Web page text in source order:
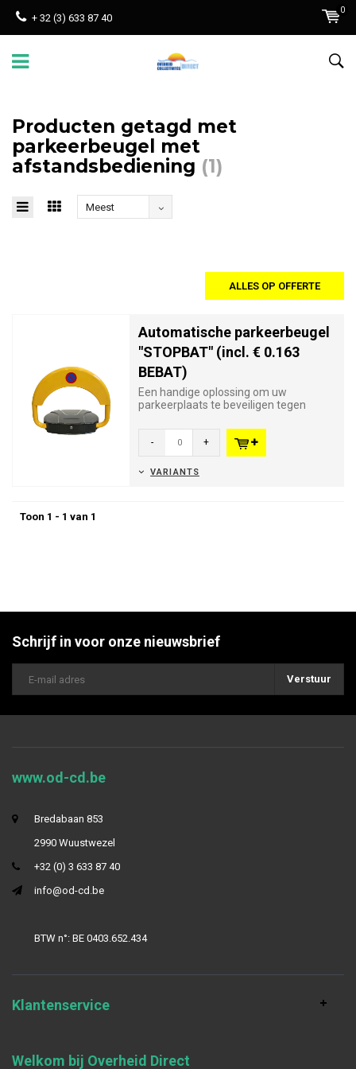
+ 32 (3) 633 87 40
0
Producten getagd met
parkeerbeugel met
afstandsbediening (1)
Meest
ALLES OP OFFERTE
Automatische parkeerbeugel
"STOPBAT" (incl. € 0.163
BEBAT)
Een handige oplossing om uw
parkeerplaats te beveiligen tegen
Open de beugel zo...
- +
VARIANTS
Toon 1 - 1 van 1
Schrijf in voor onze nieuwsbrief
Verstuur
www.od-cd.be
Bredabaan 853
2990 Wuustwezel
+32 (0) 3 633 87 40
info@od-cd.be
BTW n°: BE 0403.652.434
Klantenservice
Welkom bij Overheid Direct